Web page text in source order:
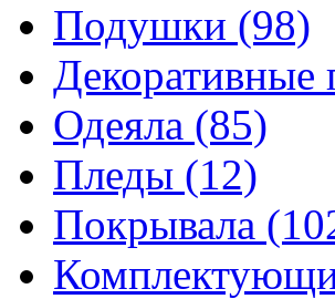
Подушки (98)
Одеяла (85)
Пледы (12)
Покрывала